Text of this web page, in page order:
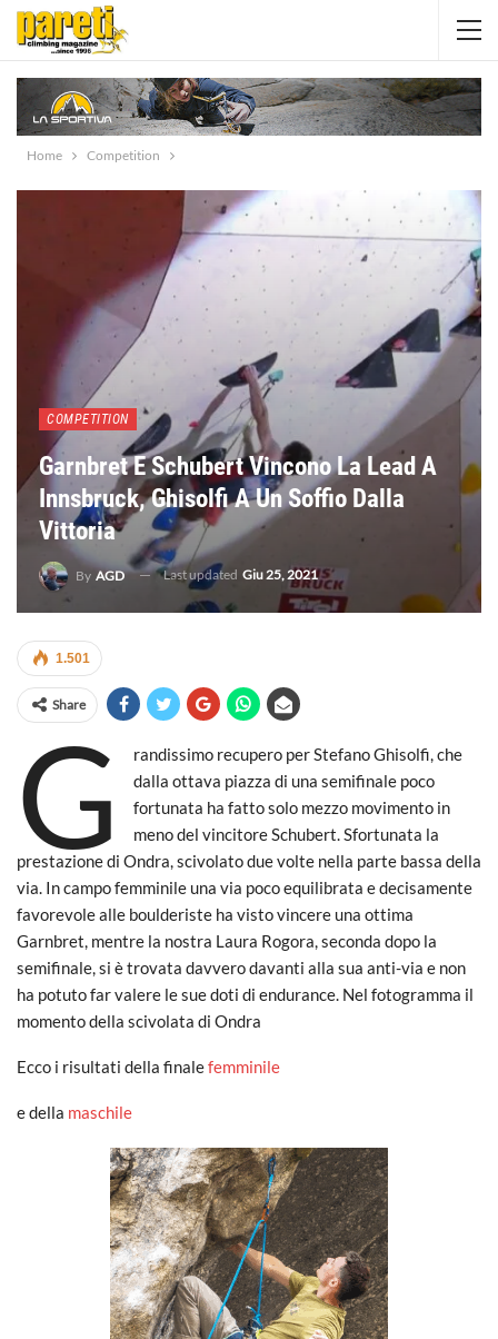
Home Competition
COMPETITION
Garnbret E Schubert Vincono La Lead A
Innsbruck, Ghisolfi A Un Soffio Dalla
Vittoria
By AGD Last updated Giu 25, 2021
1.501
Share
G
randissimo recupero per Stefano Ghisolfi, che
dalla ottava piazza di una semifinale poco
fortunata ha fatto solo mezzo movimento in
meno del vincitore Schubert. Sfortunata la
prestazione di Ondra, scivolato due volte nella parte bassa della
via. In campo femminile una via poco equilibrata e decisamente
favorevole alle boulderiste ha visto vincere una ottima
Garnbret, mentre la nostra Laura Rogora, seconda dopo la
semifinale, si è trovata davvero davanti alla sua anti-via e non
ha potuto far valere le sue doti di endurance. Nel fotogramma il
momento della scivolata di Ondra
Ecco i risultati della finalefemminile
e della maschile